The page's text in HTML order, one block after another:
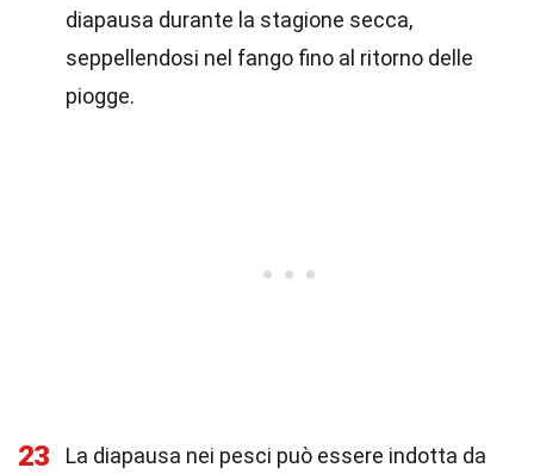
diapausa durante la stagione secca,
seppellendosi nel fango fino al ritorno delle
piogge.
23
La diapausa nei pesci può essere indotta da